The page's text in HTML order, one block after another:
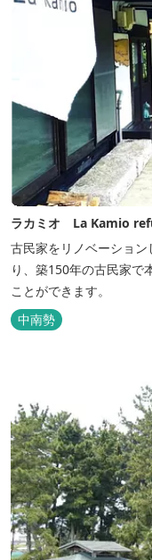
ラカミオ La Kamio
古民家をリノベーショ
り、築150年の古民家で
ことができます。
中南勢